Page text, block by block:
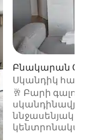
Բնակարան
Սկանդիկ
բնակարան
🥂 Բարի
սկանդինավյան
կենտրոնական